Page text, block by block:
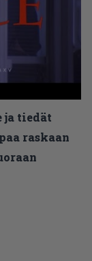
ja tiedät
raskaan